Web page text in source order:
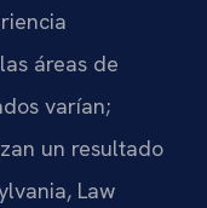
áreas de
varían;
un resultado
Law